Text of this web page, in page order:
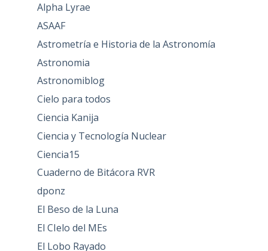
Alpha Lyrae
ASAAF
Astrometría e Historia de la Astronomía
Astronomia
Astronomiblog
Cielo para todos
Ciencia Kanija
Ciencia y Tecnología Nuclear
Ciencia15
Cuaderno de Bitácora RVR
dponz
El Beso de la Luna
El CIelo del MEs
El Lobo Rayado